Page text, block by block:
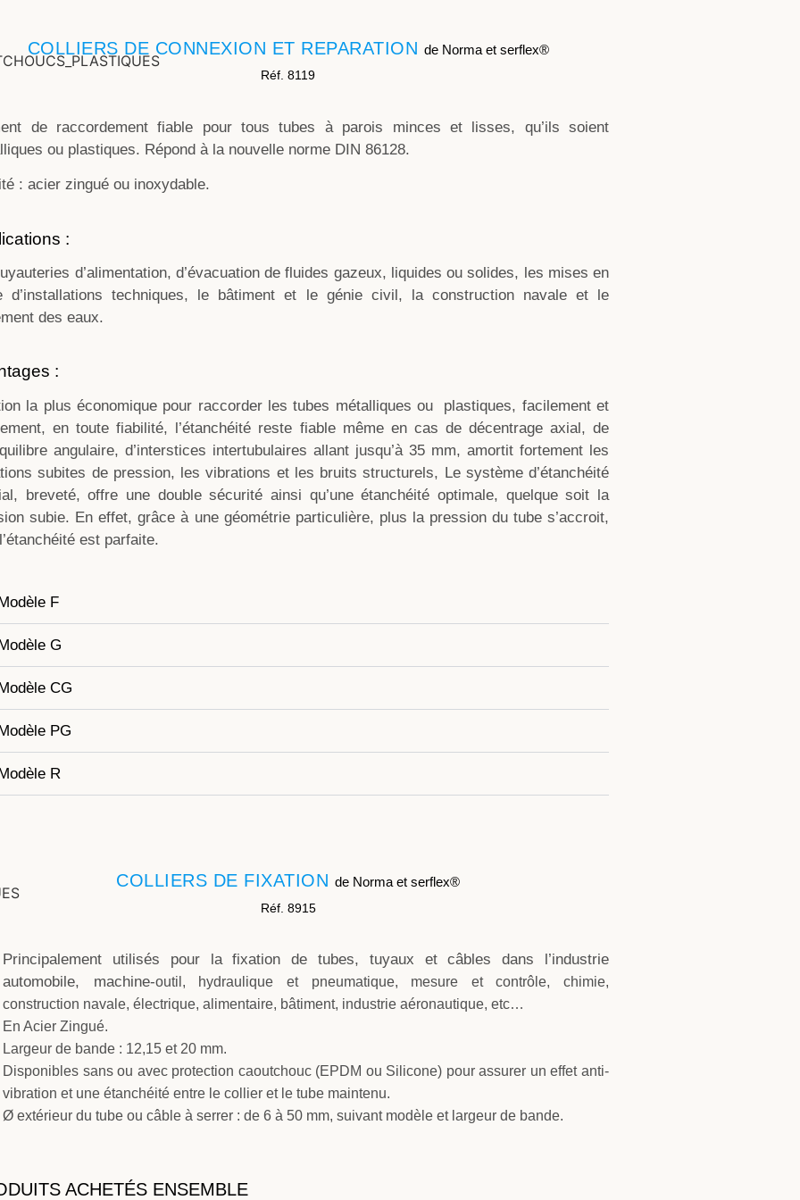
COLLIERS DE CONNEXION ET REPARATION de Norma et serflex®
Réf. 8119
de raccordement fiable pour tous tubes à parois minces et lisses, qu’ils soient
ou plastiques. Répond à la nouvelle norme DIN 86128.
: acier zingué ou inoxydable.
:
d’alimentation, d’évacuation de fluides gazeux, liquides ou solides, les mises en
d’installations techniques, le bâtiment et le génie civil, la construction navale et le
des eaux.
:
la plus économique pour raccorder les tubes métalliques ou plastiques, facilement et
en toute fiabilité, l’étanchéité reste fiable même en cas de décentrage axial, de
angulaire, d’interstices intertubulaires allant jusqu’à 35 mm, amortit fortement les
subites de pression, les vibrations et les bruits structurels, Le système d’étanchéité
breveté, offre une double sécurité ainsi qu’une étanchéité optimale, quelque soit la
subie. En effet, grâce à une géométrie particulière, plus la pression du tube s’accroit,
est parfaite.
F
G
CG
PG
R
COLLIERS DE FIXATION de Norma et serflex®
Réf. 8915
Principalement utilisés pour la fixation de tubes, tuyaux et câbles dans l’industrie
automobile, machine-outil, hydraulique et pneumatique, mesure et contrôle, chimie,
construction navale, électrique, alimentaire, bâtiment, industrie aéronautique, etc…
En Acier Zingué.
Largeur de bande : 12,15 et 20 mm.
Disponibles sans ou avec protection caoutchouc (EPDM ou Silicone) pour assurer un effet anti-
vibration etune étanchéité entre le collier et le tube maintenu.
Ø extérieur du tube ou câble à serrer : de 6 à 50 mm, suivant modèle et largeur de bande.
ACHETÉS ENSEMBLE